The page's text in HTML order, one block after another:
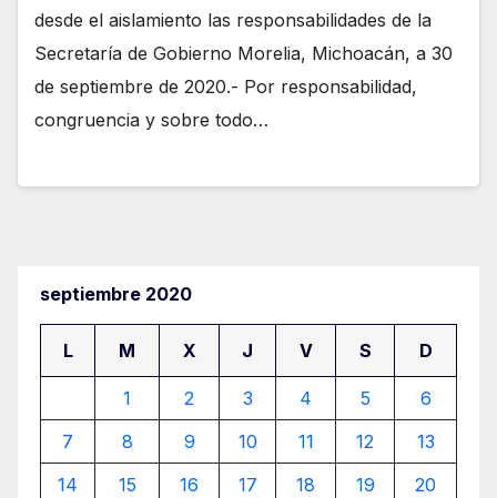
desde el aislamiento las responsabilidades de la
Secretaría de Gobierno Morelia, Michoacán, a 30
de septiembre de 2020.- Por responsabilidad,
congruencia y sobre todo…
septiembre 2020
L M X J V S D
1 2 3 4 5
6
7
8 9 10 11 12
13
14
15 16 17 18 19
20